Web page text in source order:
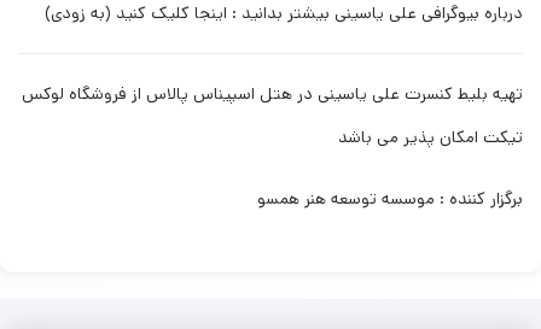
درباره بیوگرافی علی یاسینی بیشتر بدانید : اینجا کلیک کنید (به زودی)
تهیه بلیط کنسرت علی یاسینی در هتل اسپیناس پالاس از فروشگاه لوکس
تیکت امکان پذیر می باشد
برگزار کننده : موسسه توسعه هنر همسو